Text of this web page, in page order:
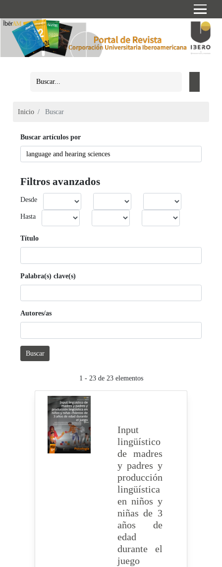
Inicio Buscar
Buscar artículos por
Filtros avanzados
Desde
Hasta
Título
Palabra(s) clave(s)
Autores/as
Buscar
1 - 23 de 23 elementos
Input
lingüístico
de madres
y padres y
producción
lingüística
en niños y
niñas de 3
años de
edad
durante el
juego